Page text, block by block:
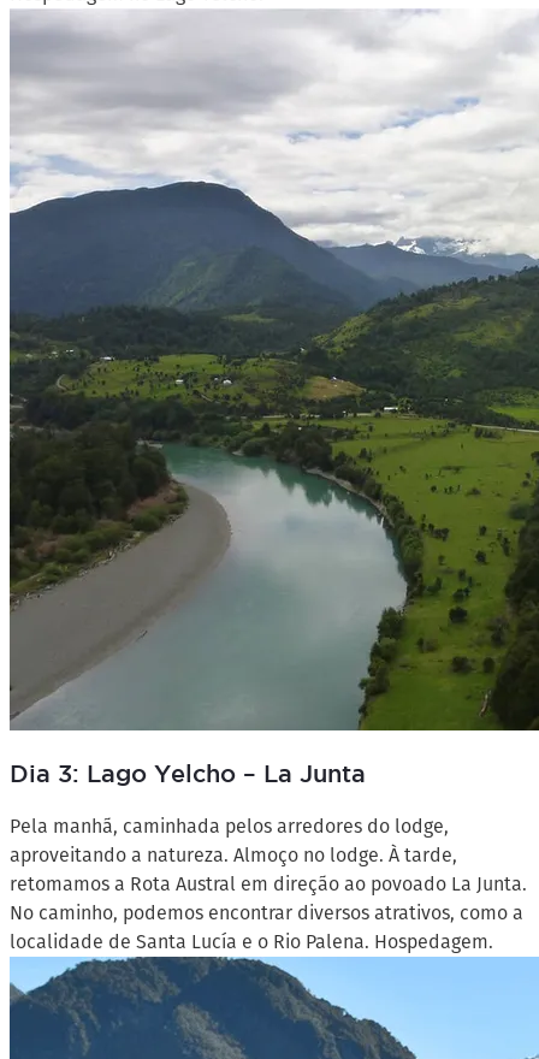
Dia 3: Lago Yelcho – La Junta
Pela manhã, caminhada pelos arredores do lodge,
aproveitando a natureza. Almoço no lodge. À tarde,
retomamos a Rota Austral em direção ao povoado La Junta.
No caminho, podemos encontrar diversos atrativos, como a
localidade de Santa Lucía e o Rio Palena. Hospedagem.